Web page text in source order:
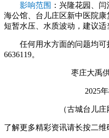
影响范围 ：兴隆花园、
海公馆、台儿庄区新中医院
短暂水压、水质波动，建议适
任何用水方面的问题均可
6636119。
枣庄大禹
2025
（古城台儿
了解更多精彩资讯请长按二维